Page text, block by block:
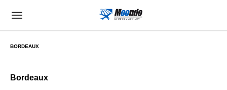
BORDEAUX
Bordeaux